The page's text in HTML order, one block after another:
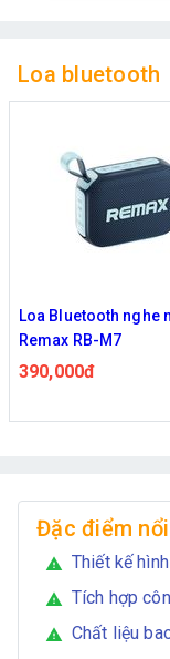
Loa bluetooth
Loa Bluetooth nghe
Remax RB-M10
630,000đ
Đặc điểm
warning Thiết kế
warning Tích hợp
warning Chất liệu